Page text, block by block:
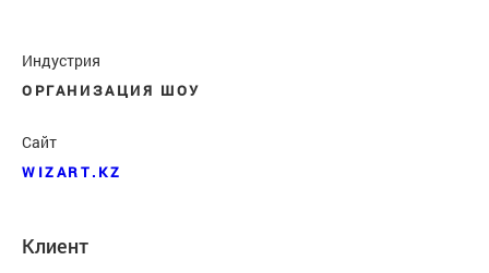
Индустрия
ОРГАНИЗАЦИЯ ШОУ
Сайт
WIZART.KZ
Клиент